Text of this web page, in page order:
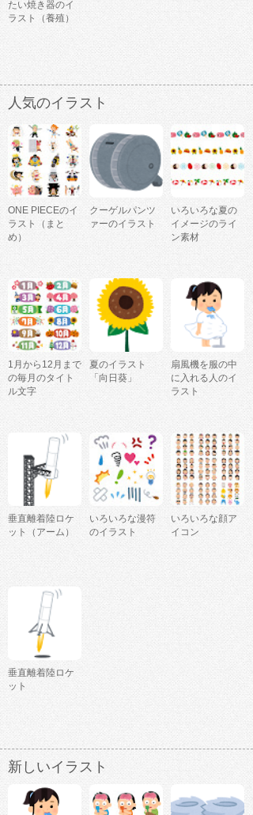
たい焼き器のイ
ラスト（養殖）
人気のイラスト
ONE PIECEのイ
ラスト（まと
め）
クーゲルパンツ
ァーのイラスト
いろいろな夏の
イメージのライ
ン素材
1月から12月まで
の毎月のタイト
ル文字
夏のイラスト
「向日葵」
扇風機を服の中
に入れる人のイ
ラスト
垂直離着陸ロケ
ット（アーム）
いろいろな漫符
のイラスト
いろいろな顔ア
イコン
垂直離着陸ロケ
ット
新しいイラスト